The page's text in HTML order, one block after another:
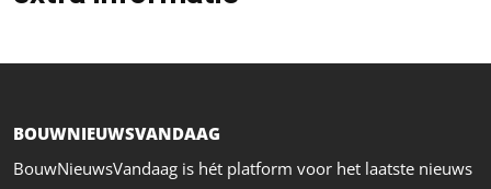
BOUWNIEUWSVANDAAG
BouwNieuwsVandaag is hét platform voor het laatste nieuws